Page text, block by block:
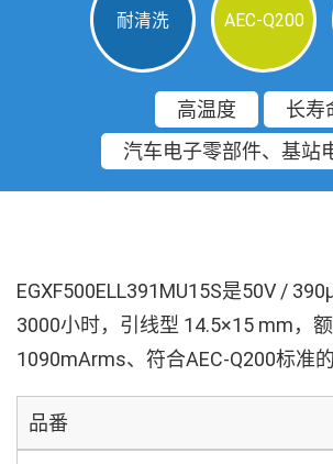
耐清洗 AEC-Q200
高温度
长寿
汽车电子零部件、基站
EGXF500ELL391MU15S是50V /
3000小时，引线型 14.5×15 mm，
1090mArms、符合AEC-Q200标准
品番